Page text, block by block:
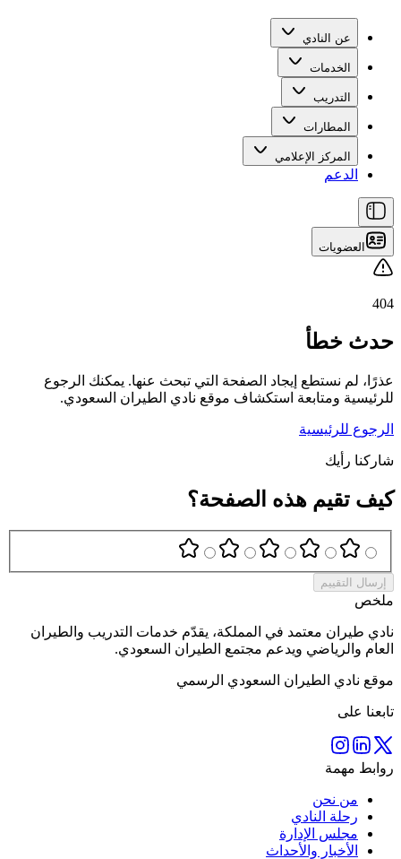
عن النادي
الخدمات
التدريب
المطارات
المركز الإعلامي
الدعم
العضويات
404
حدث خطأ
عذرًا، لم نستطع إيجاد الصفحة التي تبحث عنها. يمكنك الرجوع
للرئيسية ومتابعة استكشاف موقع نادي الطيران السعودي.
الرجوع للرئيسية
شاركنا رأيك
كيف تقيم هذه الصفحة؟
إرسال التقييم
ملخص
نادي طيران معتمد في المملكة، يقدّم خدمات التدريب والطيران
العام والرياضي ويدعم مجتمع الطيران السعودي.
موقع نادي الطيران السعودي الرسمي
تابعنا على
روابط مهمة
من نحن
رحلة النادي
مجلس الإدارة
الأخبار والأحداث